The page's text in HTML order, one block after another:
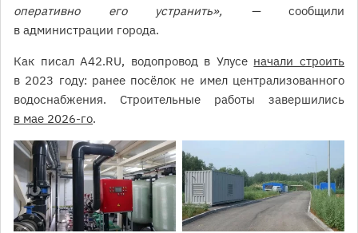
оперативно его устранить», —сообщили
в администрации города.
Как писал A42.RU, водопровод в Улусе начали строить
в 2023 году: ранее посёлок не имел централизованного
водоснабжения. Строительные работы завершились
в мае 2026-го.